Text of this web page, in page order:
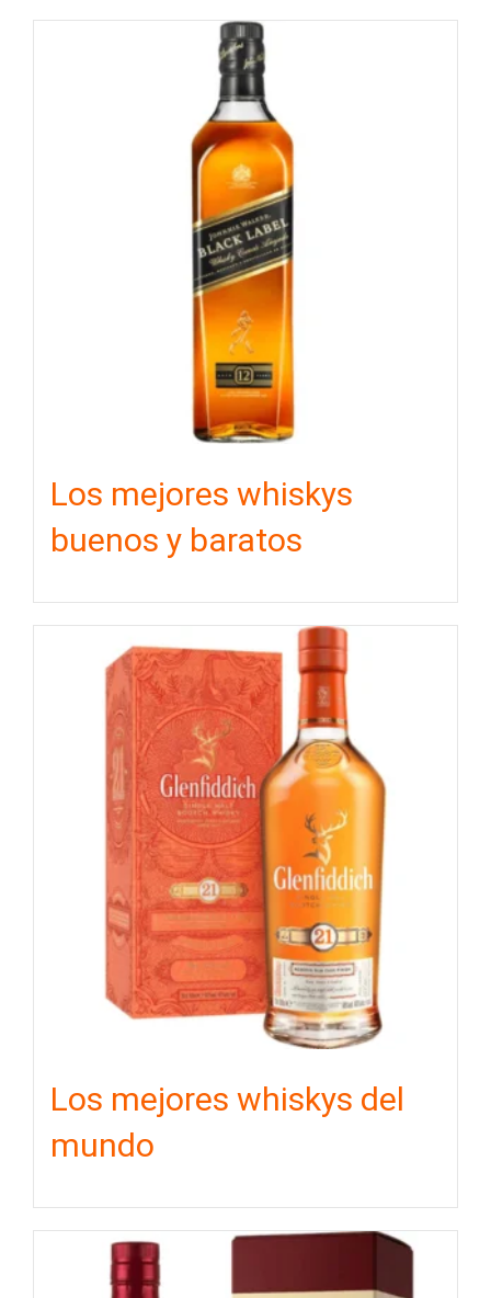
Los mejores whiskys
buenos y baratos
Los mejores whiskys del
mundo